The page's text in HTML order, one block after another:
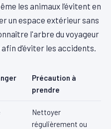
les animaux l’évitent en
un espace extérieur sans
l'arbre du voyageur
d’éviter les accidents.
Précaution à
prendre
Nettoyer
régulièrement ou